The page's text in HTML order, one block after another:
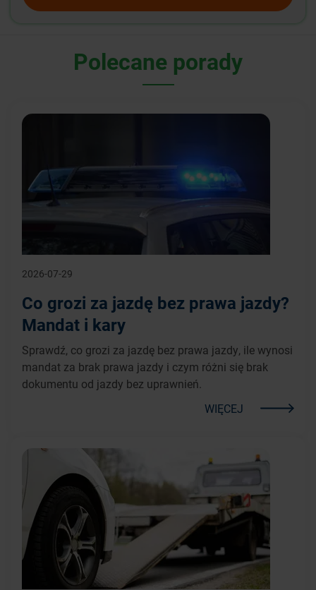
Polecane porady
2026-07-29
Co grozi za jazdę bez prawa jazdy?
Mandat i kary
Sprawdź, co grozi za jazdę bez prawa jazdy, ile wynosi
mandat za brak prawa jazdy i czym różni się brak
dokumentu od jazdy bez uprawnień.
WIĘCEJ